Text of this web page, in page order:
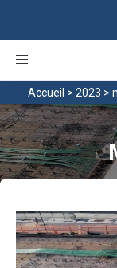
Toggle
Accueil > 2023 >